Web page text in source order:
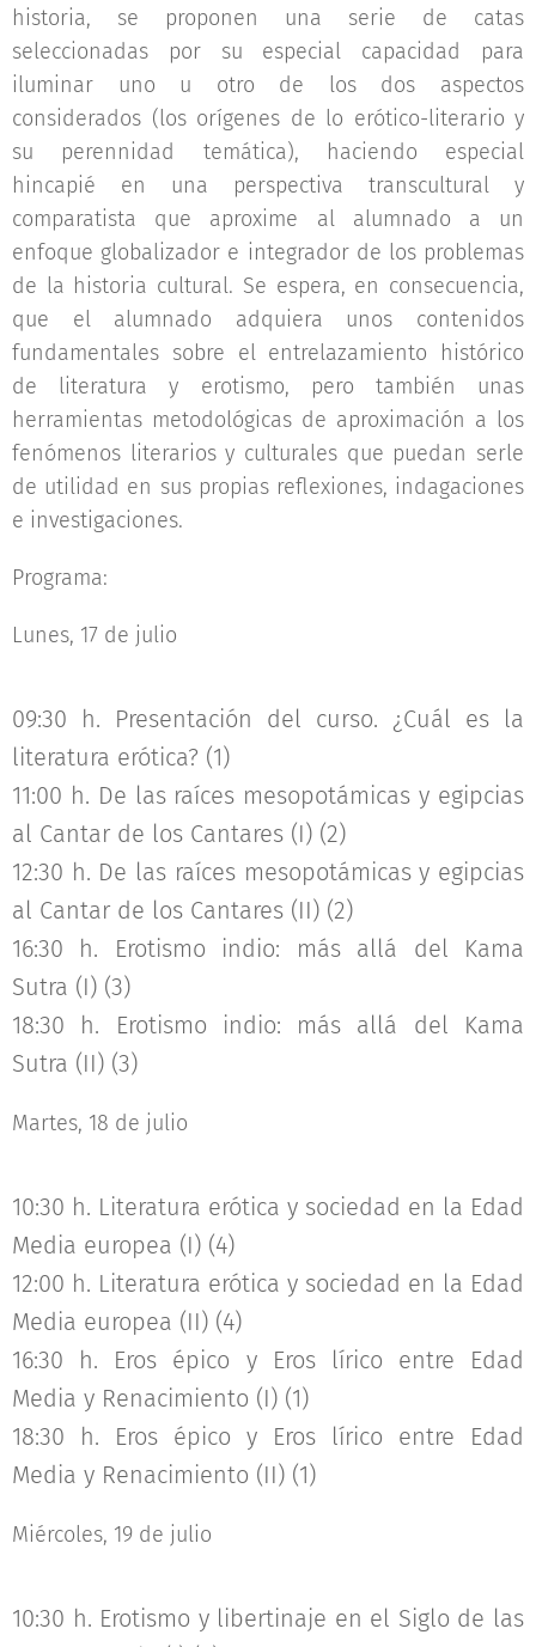
historia, se proponen una serie de catas
seleccionadas por su especial capacidad para
iluminar uno u otro de los dos aspectos
considerados (los orígenes de lo erótico-literario y
su perennidad temática), haciendo especial
hincapié en una perspectiva transcultural y
comparatista que aproxime al alumnado a un
enfoque globalizador e integrador de los problemas
de la historia cultural. Se espera, en consecuencia,
que el alumnado adquiera unos contenidos
fundamentales sobre el entrelazamiento histórico
de literatura y erotismo, pero también unas
herramientas metodológicas de aproximación a los
fenómenos literarios y culturales que puedan serle
de utilidad en sus propias reflexiones, indagaciones
e investigaciones.
Programa:
Lunes, 17 de julio
09:30 h. Presentación del curso. ¿Cuál es la
literatura erótica? (1)
11:00 h. De las raíces mesopotámicas y egipcias
al Cantar de los Cantares (I) (2)
12:30 h. De las raíces mesopotámicas y egipcias
al Cantar de los Cantares (II) (2)
16:30 h. Erotismo indio: más allá del Kama
Sutra (I) (3)
18:30 h. Erotismo indio: más allá del Kama
Sutra (II) (3)
Martes, 18 de julio
10:30 h. Literatura erótica y sociedad en la Edad
Media europea (I) (4)
12:00 h. Literatura erótica y sociedad en la Edad
Media europea (II) (4)
16:30 h. Eros épico y Eros lírico entre Edad
Media y Renacimiento (I) (1)
18:30 h. Eros épico y Eros lírico entre Edad
Media y Renacimiento (II) (1)
Miércoles, 19 de julio
10:30 h. Erotismo y libertinaje en el Siglo de las